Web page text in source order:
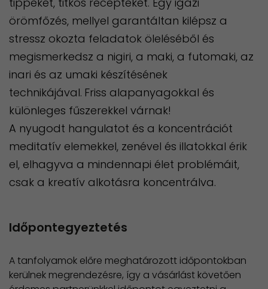
örömfőzés, mellyel garantáltan kilépsz a
stressz okozta feladatok öleléséből és
megismerkedsz a nigiri, a maki, a futomaki, az
inari és az umaki készítésének
technikájával. Friss alapanyagokkal és
különleges fűszerekkel várnak!
A nyugodt hangulatot és a koncentrációt
meditatív elemekkel, zenével és illatokkal érik
el, elhagyva a mindennapi élet problémáit,
csak a kreatív alkotásra koncentrálva.
Időpontegyeztetés
A tanfolyamok előre meghatározott időpontokban
kerülnek megrendezésre, így a vásárlást követően